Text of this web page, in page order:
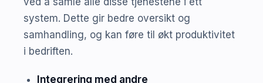
system. Dette gir bedre oversikt og
samhandling, og kan føre til økt produktivitet
i bedriften.
Integrering med andre